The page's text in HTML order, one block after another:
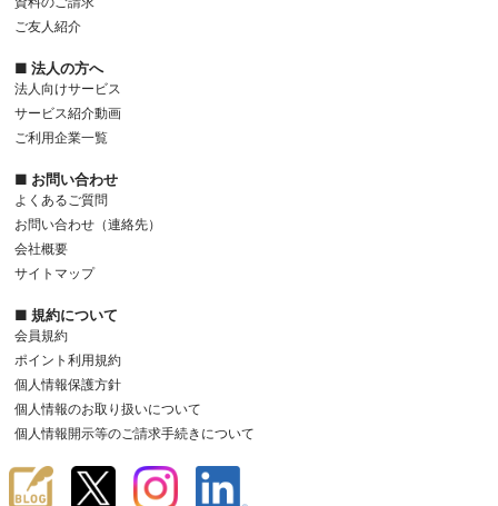
ご友人紹介
■ 法人の方へ
法人向けサービス
サービス紹介動画
ご利用企業一覧
■ お問い合わせ
よくあるご質問
お問い合わせ（連絡先）
会社概要
サイトマップ
■ 規約について
会員規約
ポイント利用規約
個人情報保護方針
個人情報のお取り扱いについて
個人情報開示等のご請求手続きについて